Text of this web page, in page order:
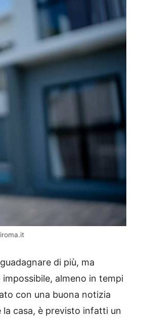
di più, ma
almeno in tempi
con una buona notizia
casa, è previsto infatti un